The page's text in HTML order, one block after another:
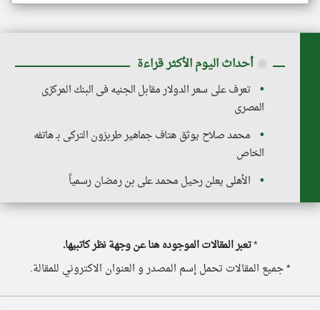
◉ أحداث اليوم الأكثر قراءة
تعرف على سعر الدولار مقابل الجنيه فى البنك المركزى
المصرى
محمد صلاح يوثق هتاف جماهير طربزون التركى بـ هاتفه
الخاص
الأهلى يعلن رحيل محمد على بن رمضان رسمياً
*تعبر المقالات الموجوده هنا عن وجهة نظر كاتبيها.
* جميع المقالات تحمل إسم المصدر و العنوان الاكتروني للمقالة.